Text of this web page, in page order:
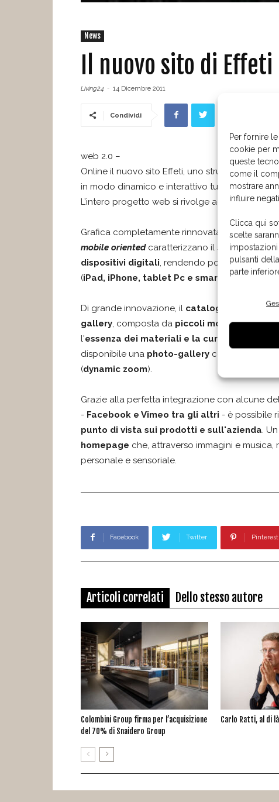
Per fornire
cookie per
queste
come il
mostrare
influire
Clicca qui
scelte
pulsanti
parte
News
Il nuovo sito di Effeti
Living24 - 14 Dicembre 2011
Condividi
web 2.0 –
Online il nuovo sito Effeti, uno strumento di
in modo dinamico e interattivo tutto ciò che
L’intero progetto web si rivolge ad architetti,
Grafica completamente rinnovata, tecnologia
mobile orientedcaratterizzano il sito: la
dispositivi digitali, rendendo possibile
(iPad, iPhone, tablet Pc e smartphone in
Di grande innovazione, il catalogo prodotti
gallery, composta da piccoli movie-clipche
l'essenza dei materiali e la cura del
disponibile una photo-gallery con la
(dynamic zoom).
Grazie alla perfetta integrazione con alcune
- Facebook e Vimeo tra gli altri - è possibile
punto di vista sui prodotti e sull'azienda.
homepage che, attraverso immagini e musica,
personale e sensoriale.
Facebook Twitter Pinterest
Articoli correlati Dello stesso autore
Colombini Group firma per l’acquisizione
del 70% di Snaidero Group
Carlo Ratti, al di